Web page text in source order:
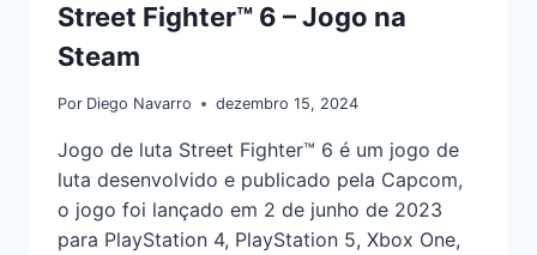
Street Fighter™ 6 – Jogo na
Steam
Por Diego Navarro dezembro 15, 2024
Jogo de luta Street Fighter™ 6 é um jogo de
luta desenvolvido e publicado pela Capcom,
o jogo foi lançado em 2 de junho de 2023
para PlayStation 4, PlayStation 5, Xbox One,